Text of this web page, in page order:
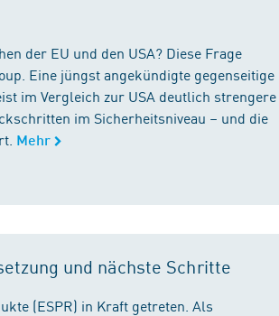
der EU und den USA? Diese Frage
Eine jüngst angekündigte gegenseitige
im Vergleich zur USA deutlich strengere
im Sicherheitsniveau – und die
Mehr
und nächste Schritte
(ESPR) in Kraft getreten. Als